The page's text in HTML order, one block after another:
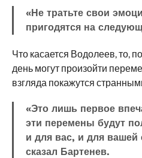
«Не тратьте свои
пригодятся на
Что касается Водолеев, то,
день могут произойти
взгляда покажутся
«Это лишь первое
эти перемены будут
и для вас, и для
сказал Бартенев.